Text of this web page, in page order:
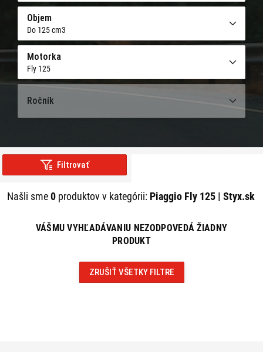
Objem
Do 125 cm3
Motorka
Fly 125
Ročník
Filtrovať
Našli sme0 produktov v kategórii: Piaggio Fly 125 | Styx.sk
VÁŠMU VYHĽADÁVANIU NEZODPOVEDÁ ŽIADNY
PRODUKT
ZRUŠIŤ VŠETKY FILTRE